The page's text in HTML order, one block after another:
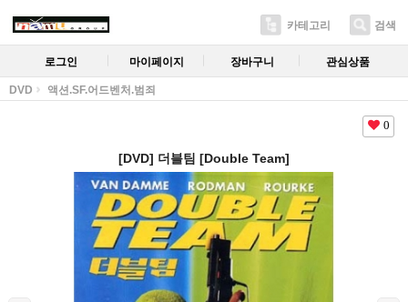
카테고리 검색
로그인 마이페이지 장바구니 관심상품
DVD 액션.SF.어드벤처.범죄
0
[DVD] 더블팀 [Double Team]